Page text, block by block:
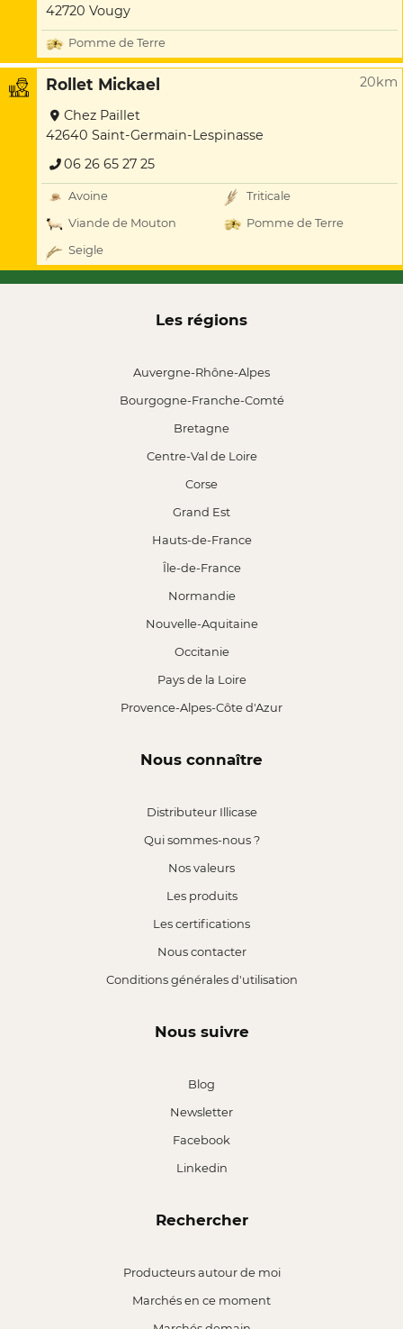
42720 Vougy
Pomme de Terre
Rollet Mickael 20km
Chez Paillet
42640 Saint-Germain-Lespinasse
06 26 65 27 25
Avoine
Triticale
Viande de Mouton
Pomme de Terre
Seigle
Les régions
Auvergne-Rhône-Alpes
Bourgogne-Franche-Comté
Bretagne
Centre-Val de Loire
Corse
Grand Est
Hauts-de-France
Île-de-France
Normandie
Nouvelle-Aquitaine
Occitanie
Pays de la Loire
Provence-Alpes-Côte d'Azur
Nous connaître
Distributeur Illicase
Qui sommes-nous ?
Nos valeurs
Les produits
Les certifications
Nous contacter
Conditions générales d'utilisation
Nous suivre
Blog
Newsletter
Facebook
Linkedin
Rechercher
Producteurs autour de moi
Marchés en ce moment